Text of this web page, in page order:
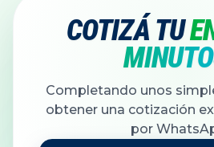
COTIZÁ TU
Completando unos
obtener una cotización
por